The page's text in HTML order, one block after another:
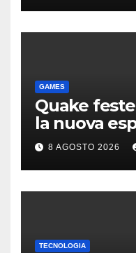
GAMES
Quake
la nuova
Dawn of
8 AGOSTO 2026
TECNOLOGIA